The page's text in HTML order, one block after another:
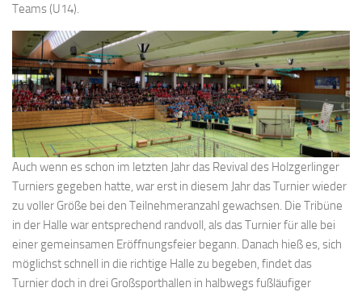
Teams (U14).
Auch wenn es schon im letzten Jahr das Revival des Holzgerlinger
Turniers gegeben hatte, war erst in diesem Jahr das Turnier wieder
zu voller Größe bei den Teilnehmeranzahl gewachsen. Die Tribüne
in der Halle war entsprechend randvoll, als das Turnier für alle bei
einer gemeinsamen Eröffnungsfeier begann. Danach hieß es, sich
möglichst schnell in die richtige Halle zu begeben, findet das
Turnier doch in drei Großsporthallen in halbwegs fußläufiger